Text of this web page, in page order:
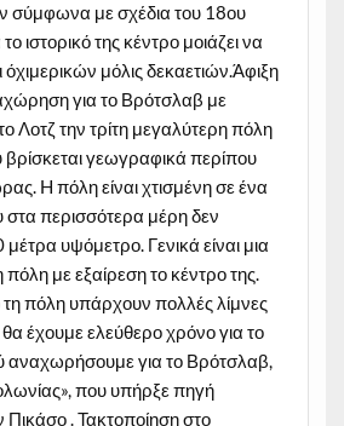
σύμφωνα με σχέδια του 18ου
ιστορικό της κέντρο μοιάζει να
όχιμερικών μόλις δεκαετιών.Άφιξη
για το Βρότσλαβ με
Λοτζ την τρίτη μεγαλύτερη πόλη
γεωγραφικά περίπου
H πόλη είναι χτισμένη σε ένα
στα περισσότερα μέρη δεν
υψόμετρο. Γενικά είναι μια
με εξαίρεση το κέντρο της.
πόλη υπάρχουν πολλές λίμνες
έχουμε ελεύθερο χρόνο για το
αναχωρήσουμε για το Βρότσλαβ,
που υπήρξε πηγή
Πικάσο . Τακτοποίηση στο